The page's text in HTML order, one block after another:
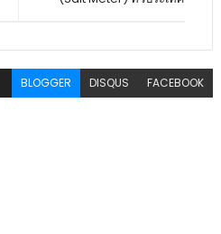
BLOGGER DISQUS FACEBOOK